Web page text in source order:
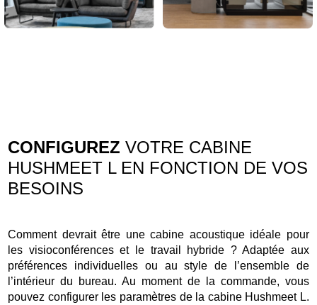
CONFIGUREZ VOTRE CABINE
HUSHMEET L EN FONCTION DE VOS
BESOINS
Comment devrait être une cabine acoustique idéale pour
les visioconférences et le travail hybride ? Adaptée aux
préférences individuelles ou au style de l’ensemble de
l’intérieur du bureau. Au moment de la commande, vous
pouvez configurer les paramètres de la cabine Hushmeet L.